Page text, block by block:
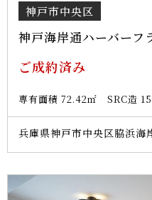
神戸市中央区
神戸海岸通ハーバーフ
ご成約済み
専有面積 72.42㎡ SRC造
兵庫県神戸市中央区脇浜海